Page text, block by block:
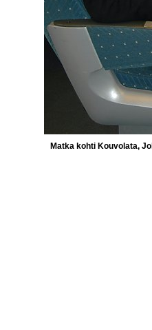
Matka kohti Kouvolata,